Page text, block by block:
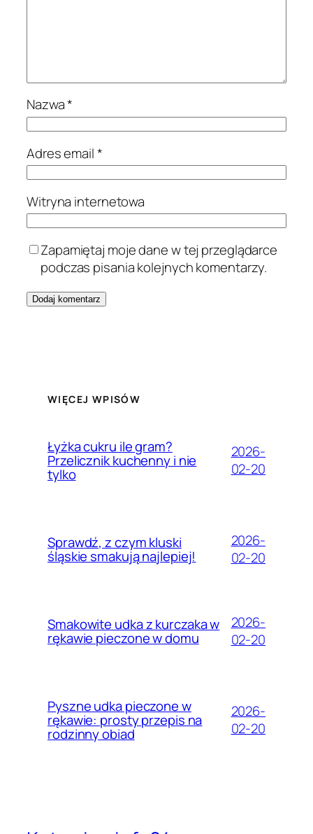
Nazwa*
Adres email*
Witryna internetowa
Zapamiętaj moje dane w tej przeglądarce
podczas pisania kolejnych komentarzy.
WIĘCEJ WPISÓW
Łyżka cukru ile gram?
Przelicznik kuchenny i nie
tylko
2026-
02-20
Sprawdź, z czym kluski
śląskie smakują najlepiej!
2026-
02-20
Smakowite udka z kurczaka w
rękawie pieczone w domu
2026-
02-20
Pyszne udka pieczone w
rękawie: prosty przepis na
rodzinny obiad
2026-
02-20